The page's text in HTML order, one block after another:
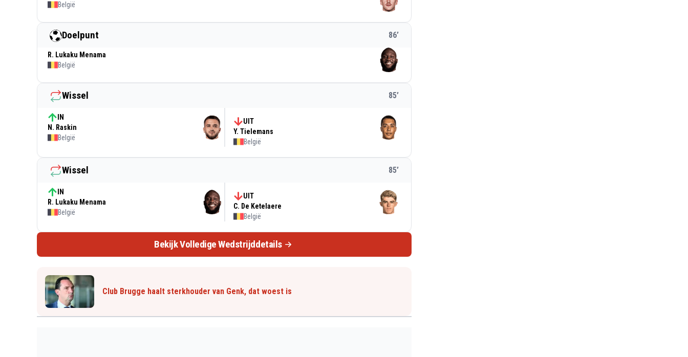
België
Doelpunt 86’
R. Lukaku Menama
België
Wissel 85’
IN
N. Raskin
België
UIT
Y. Tielemans
België
Wissel 85’
IN
R. Lukaku Menama
België
UIT
C. De Ketelaere
België
Bekijk Volledige Wedstrijddetails
Club Brugge haalt sterkhouder van Genk, dat woest is